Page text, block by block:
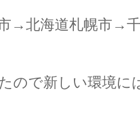
→北海道札幌市→
ので新しい環境に